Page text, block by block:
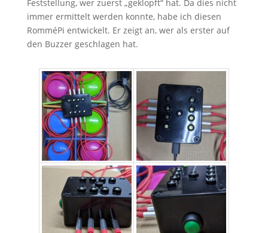
Feststellung, wer zuerst „geklopft“ hat. Da dies nicht
immer ermittelt werden konnte, habe ich diesen
RomméPi entwickelt. Er zeigt an, wer als erster auf
den Buzzer geschlagen hat.